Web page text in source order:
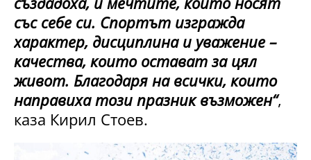
със себе си. Спортът изгражда
характер, дисциплина и уважение –
качества, които остават за цял
живот. Благодаря на всички, които
направиха този празник възможен“,
каза Кирил Стоев.